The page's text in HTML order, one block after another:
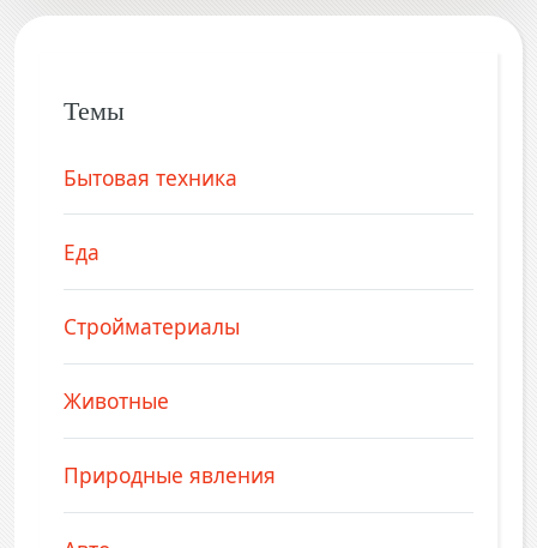
Темы
Бытовая техника
Еда
Стройматериалы
Животные
Природные явления